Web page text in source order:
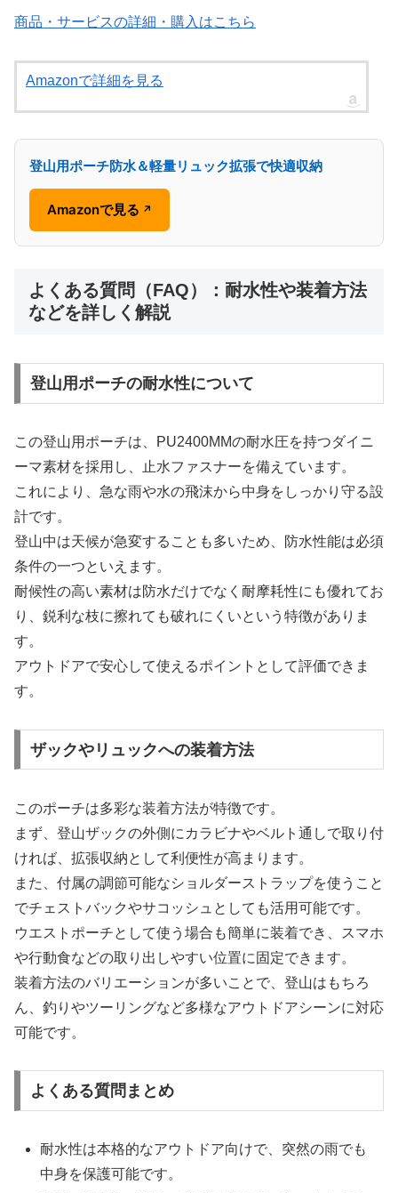
商品・サービスの詳細・購入はこちら
Amazonで詳細を見る
登山用ポーチ防水＆軽量リュック拡張で快適収納
Amazonで見る ↗
よくある質問（FAQ）：耐水性や装着方法
などを詳しく解説
登山用ポーチの耐水性について
この登山用ポーチは、PU2400MMの耐水圧を持つダイニ
ーマ素材を採用し、止水ファスナーを備えています。
これにより、急な雨や水の飛沫から中身をしっかり守る設
計です。
登山中は天候が急変することも多いため、防水性能は必須
条件の一つといえます。
耐候性の高い素材は防水だけでなく耐摩耗性にも優れてお
り、鋭利な枝に擦れても破れにくいという特徴がありま
す。
アウトドアで安心して使えるポイントとして評価できま
す。
ザックやリュックへの装着方法
このポーチは多彩な装着方法が特徴です。
まず、登山ザックの外側にカラビナやベルト通しで取り付
ければ、拡張収納として利便性が高まります。
また、付属の調節可能なショルダーストラップを使うこと
でチェストバックやサコッシュとしても活用可能です。
ウエストポーチとして使う場合も簡単に装着でき、スマホ
や行動食などの取り出しやすい位置に固定できます。
装着方法のバリエーションが多いことで、登山はもちろ
ん、釣りやツーリングなど多様なアウトドアシーンに対応
可能です。
よくある質問まとめ
耐水性は本格的なアウトドア向けで、突然の雨でも
中身を保護可能です。